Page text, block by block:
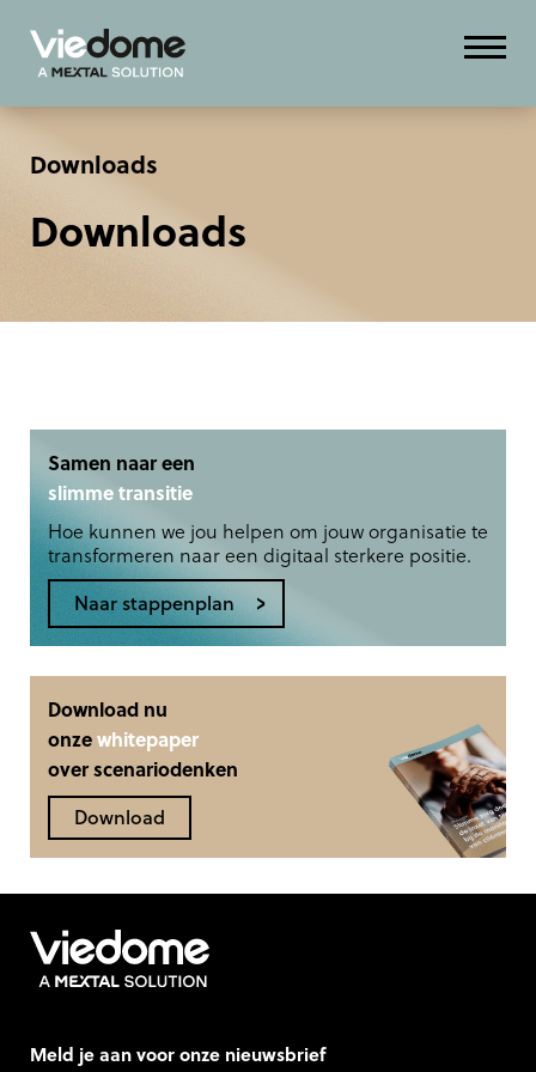
Downloads
Downloads
Samen naar een
slimme transitie
Hoe kunnen we jou helpen om jouw organisatie te
transformeren naar een digitaal sterkere positie.
Naar stappenplan
Download nu
onzewhitepaper
over scenariodenken
Download
Meld je aan voor onze nieuwsbrief